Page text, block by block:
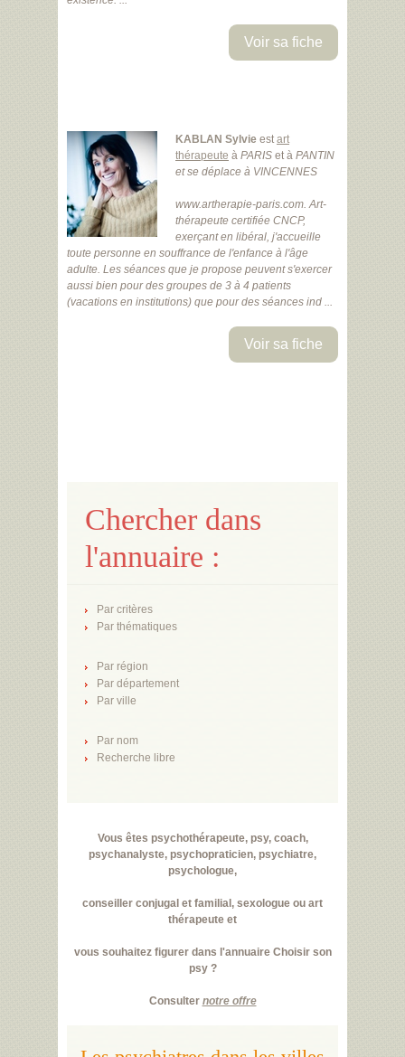
Voir sa fiche
KABLAN Sylvie estart
thérapeute à PARIS et à PANTIN
et se déplace à VINCENNES
www.artherapie-paris.com. Art-
thérapeute certifiée CNCP,
exerçant en libéral, j'accueille
toute personne en souffrance de l'enfance à l'âge
adulte. Les séances que je propose peuvent s'exercer
aussi bien pour des groupes de 3 à 4 patients
(vacations en institutions) que pour des séances ind ...
Voir sa fiche
Chercher dans
l'annuaire :
Par critères
Par thématiques
Par région
Par département
Par ville
Par nom
Recherche libre
Vous êtes psychothérapeute, psy, coach,
psychanalyste, psychopraticien, psychiatre,
psychologue,
conseiller conjugal et familial, sexologue ou art
thérapeute et
vous souhaitez figurer dans l'annuaire Choisir son
psy ?
Consulter notre offre